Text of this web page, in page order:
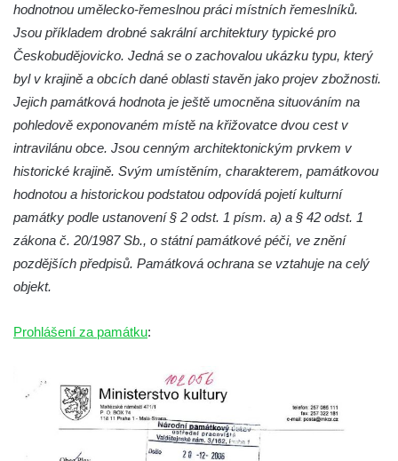
Görnerův kříž u silnice č. 264 v Dolním
Podluží
Kříž u domu čp. 155 v Chřibské
Údajný kříž u domu čp. 283 ve Chřibské
Kříž jižně od Bukolu
Centrální kříž hřbitova v Hrobčicích
Kříž u silnice z Chouče do Mirošovic
Boží muka u domu čp. 392 na rohu ulic Na
Hradčanech a Palackého v Roudnici nad
Labem
Kříž v centru Liběšic
hodnotnou umělecko-řemeslnou práci místních řemeslníků.
Jsou příkladem drobné sakrální architektury typické pro
Českobudějovicko. Jedná se o zachovalou ukázku typu, který
byl v krajině a obcích dané oblasti stavěn jako projev zbožnosti.
Jejich památková hodnota je ještě umocněna situováním na
pohledově exponovaném místě na křižovatce dvou cest v
intravilánu obce. Jsou cenným architektonickým prvkem v
historické krajině. Svým umístěním, charakterem, památkovou
hodnotou a historickou podstatou odpovídá pojetí kulturní
památky podle ustanovení § 2 odst. 1 písm. a) a § 42 odst. 1
zákona č. 20/1987 Sb., o státní památkové péči, ve znění
pozdějších předpisů. Památková ochrana se vztahuje na celý
objekt.
Prohlášení za památku: